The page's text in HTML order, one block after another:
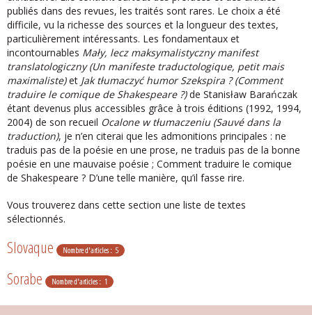
publiés dans des revues, les traités sont rares. Le choix a été
difficile, vu la richesse des sources et la longueur des textes,
particulièrement intéressants. Les fondamentaux et
incontournables Mały, lecz maksymalistyczny manifest
translatologiczny (Un manifeste traductologique, petit mais
maximaliste)et Jak tłumaczyć humor Szekspira ? (Comment
traduire le comique de Shakespeare ?)de Stanisław Barańczak
étant devenus plus accessibles grâce à trois éditions (1992, 1994,
2004) de son recueil Ocalone w tłumaczeniu (Sauvé dans la
traduction), je n’en citerai que les admonitions principales : ne
traduis pas de la poésie en une prose, ne traduis pas de la bonne
poésie en une mauvaise poésie ; Comment traduire le comique
de Shakespeare ? D’une telle manière, qu’il fasse rire.
Vous trouverez dans cette section une liste de textes
sélectionnés.
Slovaque Nombre d'articles : 5
Sorabe Nombre d'articles : 1